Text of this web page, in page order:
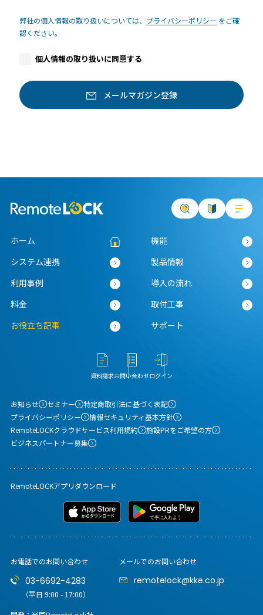
弊社の個人情報の取り扱いについては、 プライバシーポリシー をご確
認ください。
個人情報の取り扱いに同意する
お電話でのお問い合わせ
03-6692-4283
（平日 9:00 - 17:00）
メールでのお問い合わせ
remotelock@kke.co.jp
ホーム
機能
システム連携
製品情報
利用事例
導入の流れ
料金
取付工事
お役立ち記事
サポート
資料請求お問い合わせログイン
お知らせ セミナー
特定商取引法に基づく表記
プライバシーポリシー
情報セキュリティ基本方針
RemoteLOCKクラウドサービス利用規約
施設PRをご希望の方
ビジネスパートナー募集
RemoteLOCKアプリダウンロード